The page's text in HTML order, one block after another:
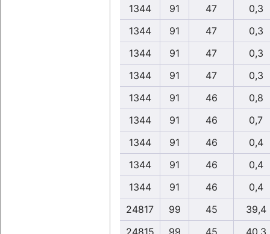
1344 91 47
0,3
1344
91 47
0,3
1344
91 47
0,3
1344
91 47
0,3
1344
91 46
0,8
1344
91 46
0,7
1344
91 46
0,4
1344
91 46
0,4
1344
91 46
0,4
24817
99 45
39,4